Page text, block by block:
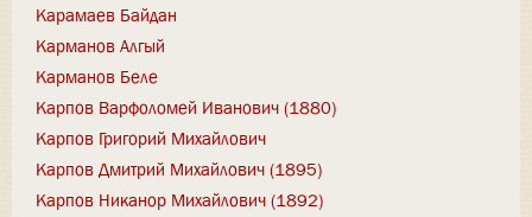
Карамаев Байдан
Карманов Алгый
Карманов Беле
Карпов Варфоломей Иванович (1880)
Карпов Григорий Михайлович
Карпов Дмитрий Михайлович (1895)
Карпов Никанор Михайлович (1892)